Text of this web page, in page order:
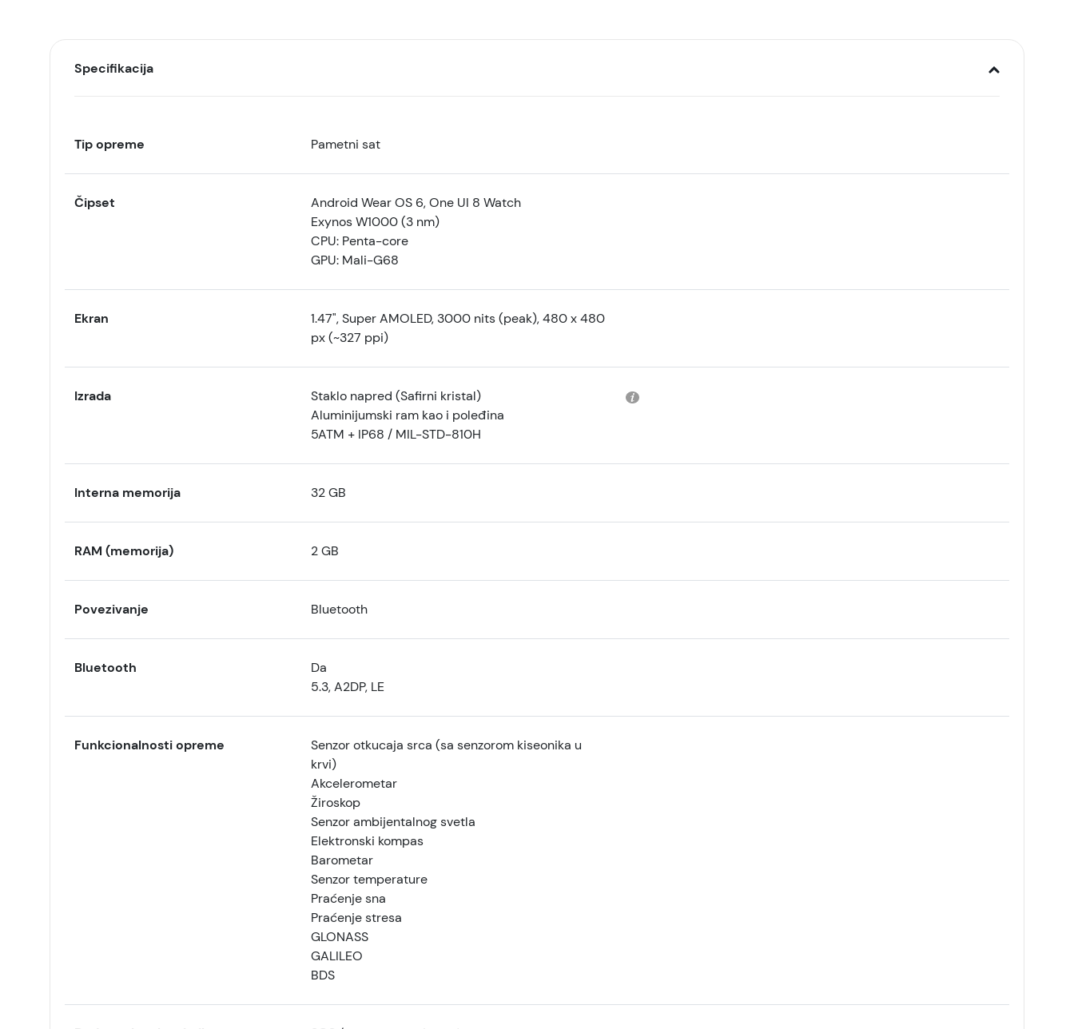
Specifikacija
Tip opreme Pametni sat
Čipset
Android Wear OS 6, One UI 8 Watch
Exynos W1000 (3 nm)
CPU: Penta-core
GPU: Mali-G68
Ekran
1.47", Super AMOLED, 3000 nits (peak), 480 x 480
px (~327 ppi)
Izrada
Staklo napred (Safirni kristal)
Aluminijumski ram kao i poleđina
5ATM + IP68 / MIL-STD-810H
Interna memorija 32 GB
RAM (memorija) 2 GB
Povezivanje Bluetooth
Bluetooth
Da
5.3, A2DP, LE
Funkcionalnosti opreme
Senzor otkucaja srca (sa senzorom kiseonika u
krvi)
Akcelerometar
Žiroskop
Senzor ambijentalnog svetla
Elektronski kompas
Barometar
Senzor temperature
Praćenje sna
Praćenje stresa
GLONASS
GALILEO
BDS